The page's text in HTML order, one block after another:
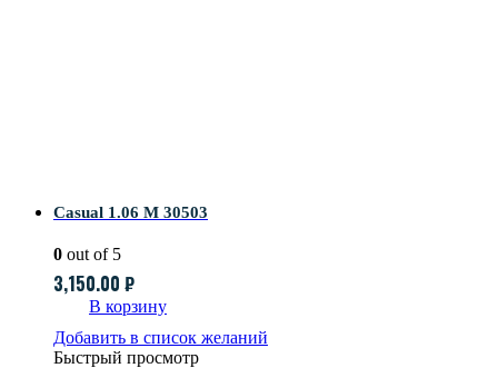
Casual 1.06 M 30503
0 out of 5
3,150.00 ₽
В корзину
Добавить в список желаний
Быстрый просмотр